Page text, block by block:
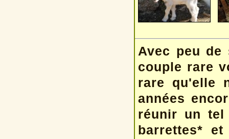
Avec peu
couple rare
rare qu'elle
années
réunir un tel
barrettes*